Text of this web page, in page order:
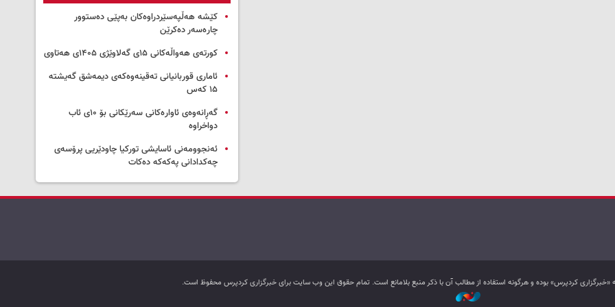
کێشە هەڵپەسێردراوەکان بەپێی دەستوور
چارەسەر دەکرێن
کورتەی هەواڵەکانی ۱۵ی گەلاوێژی ۱۴۰۵ی هەتاوی
ئاماری قوربانیانی تەقینەوەکەی دیمەشق گەیشتە
۱۵ کەس
گەڕانەوەی ئاوارەکانی سەرێکانی بۆ ۱۰ی ئاب
دواخراوە
ئەنجوومەنی ئاسایشی تورکیا چاودێریی پرۆسەی
چەکدادانی پەکەکە دەکات
«خبرگزاری کردپرس» بوده و هرگونه استفاده از مطالب آن با ذکر منبع بلامانع است. تمام حقوق این وب سایت برای خبرگزاری کردپرس محفوظ است.